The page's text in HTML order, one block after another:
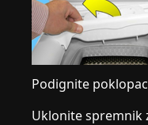
Podignite
Uklonite spremnik